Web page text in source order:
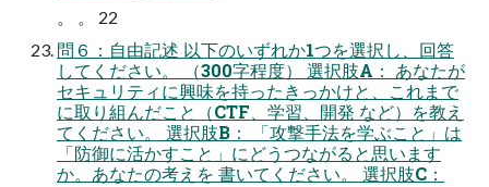
。 。 22
問６：自由記述 以下のいずれか1つを選択し、回答
してください。 （300字程度） 選択肢A： あなたが
セキュリティに興味を持ったきっかけと、これまで
に取り組んだこと（CTF、学習、開発 など）を教え
てください。 選択肢B： 「攻撃手法を学ぶこと」は
「防御に活かすこと」にどうつながると思います
か。あなたの考えを 書いてください。 選択肢C：